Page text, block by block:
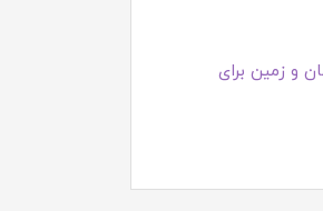
و زمین برای